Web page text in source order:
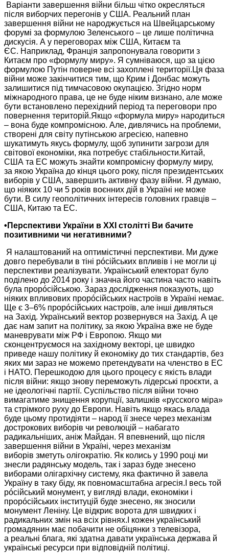
Варіанти завершення війни більш чітко окресляться
після виборчих перегонів у США. Реальний план
завершення війни не народжується на Швейцарському
форумі за формулою Зеленського – це лише політична
дискусія. А у переговорах між США, Китаєм та
ЄС. Наприклад, Франція запропонувала говорити з
Китаєм про «формулу миру». Я сумніваюся, що за цією
формулою Путін поверне всі захоплені території.Ця фаза
війни може закінчитися тим, що Крим і Донбас можуть
залишитися під тимчасовою окупацією. Згідно норм
міжнародного права, це не буде ніким визнано, але може
бути встановлено перехідний період та переговори про
повернення територій.Якщо «формула миру» народиться
– вона буде компромісною. Але, дивлячись на проблеми,
створені для світу путінською агресією, напевно
шукатимуть якусь формулу, щоб зупинити загрози для
світової економіки, яка потребує стабільности.Китай,
США та ЕС можуть знайти компромісну формулу миру,
за якою Україна до кінця цього року, після президентських
виборів у США, завершить активну фазу війни. Я думаю,
що ніяких 10 чи 5 років воєнних дій в Україні не може
бути. В силу геополітичних інтересів головних гравців –
США, Китаю та ЕС.
•Перспективи України в ХХІ столітті Ви бачите
позитивними чи негативними?
Я налаштований на оптимістичні перспективи. Ми дуже
довго перебували в тіні рóсійських впливів і не могли ці
перспективи реалізувати. Український електорат було
поділено до 2014 року і значна його частина часто навіть
була прорóсійською. Зараз дослідження показують, що
ніяких впливових прорóсійських настроїв в Україні немає.
Ще є 3–6% прорóсійських настроїв, але інші дивляться
на Захід. Український вектор розвернувся на Захід. А це
дає нам запит на політику, за якою Україна вже не буде
маневрувати між РФ і Европою. Якщо ми
сконцентруємося на західному векторі, це швидко
приведе нашу політику й економіку до тих стандартів, без
яких ми зараз не можемо претендувати на членство в ЕС
і НАТО. Перешкодою для цього процесу є якість влади
після війни: якщо знову переможуть лідерські проєкти, а
не ідеологічні партії. Суспільство після війни точно
вимагатиме знищення корупції, залишків «русского міра»
та стрімкого руху до Европи. Навіть якщо якась влада
буде цьому протидіяти – народ її знесе через механізм
дострокових виборів чи революцій – набагато
радикальніших, аніж Майдан. Я впевнений, що після
завершення війни в Україні, через механізм
виборів зметуть олігократію. Як колись у 1990 році ми
знесли радянську модель, так і зараз буде знесено
виборами олігархічну систему, яка фактично й завела
Україну в таку біду, як повномасштабна агресія.І весь той
рóсійський монумент, у вигляді влади, економіки і
прорóсійських інституцій буде знесенo, як зносили
монумент Леніну. Це відкриє ворота для швидких і
радикальних змін на всіх рівнях.І кожен український
громадянин має побачити не обіцянки з телевізора,
а реальні блага, які здатна давати українська держава й
українські ресурси при відповідній політиці.